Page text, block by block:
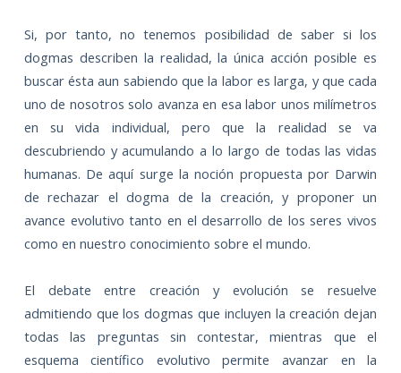
Si, por tanto, no tenemos posibilidad de saber si los
dogmas describen la realidad, la única acción posible es
buscar ésta aun sabiendo que la labor es larga, y que cada
uno de nosotros solo avanza en esa labor unos milímetros
en su vida individual, pero que la realidad se va
descubriendo y acumulando a lo largo de todas las vidas
humanas. De aquí surge la noción propuesta por Darwin
de rechazar el dogma de la creación, y proponer un
avance evolutivo tanto en el desarrollo de los seres vivos
como en nuestro conocimiento sobre el mundo.
El debate entre creación y evolución se resuelve
admitiendo que los dogmas que incluyen la creación dejan
todas las preguntas sin contestar, mientras que el
esquema científico evolutivo permite avanzar en la